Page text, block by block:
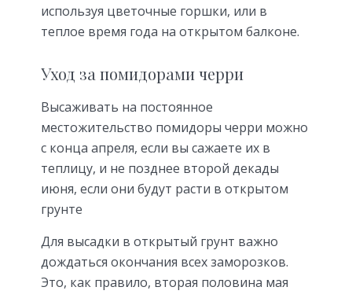
используя цветочные горшки, или в
теплое время года на открытом балконе.
Уход за помидорами черри
Высаживать на постоянное
местожительство помидоры черри можно
с конца апреля, если вы сажаете их в
теплицу, и не позднее второй декады
июня, если они будут расти в открытом
грунте
Для высадки в открытый грунт важно
дождаться окончания всех заморозков.
Это, как правило, вторая половина мая